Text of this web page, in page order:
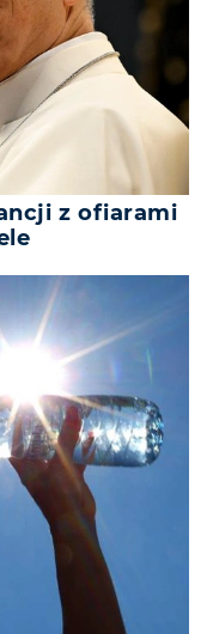
z ofiarami